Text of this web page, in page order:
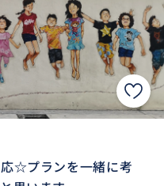
☆プランを一緒に考